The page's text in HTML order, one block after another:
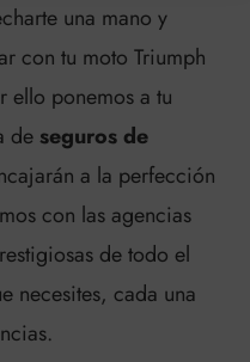
una mano y
con tu moto Triumph
ello ponemos a tu
deseguros de
a la perfección
con las agencias
de todo el
necesites, cada una